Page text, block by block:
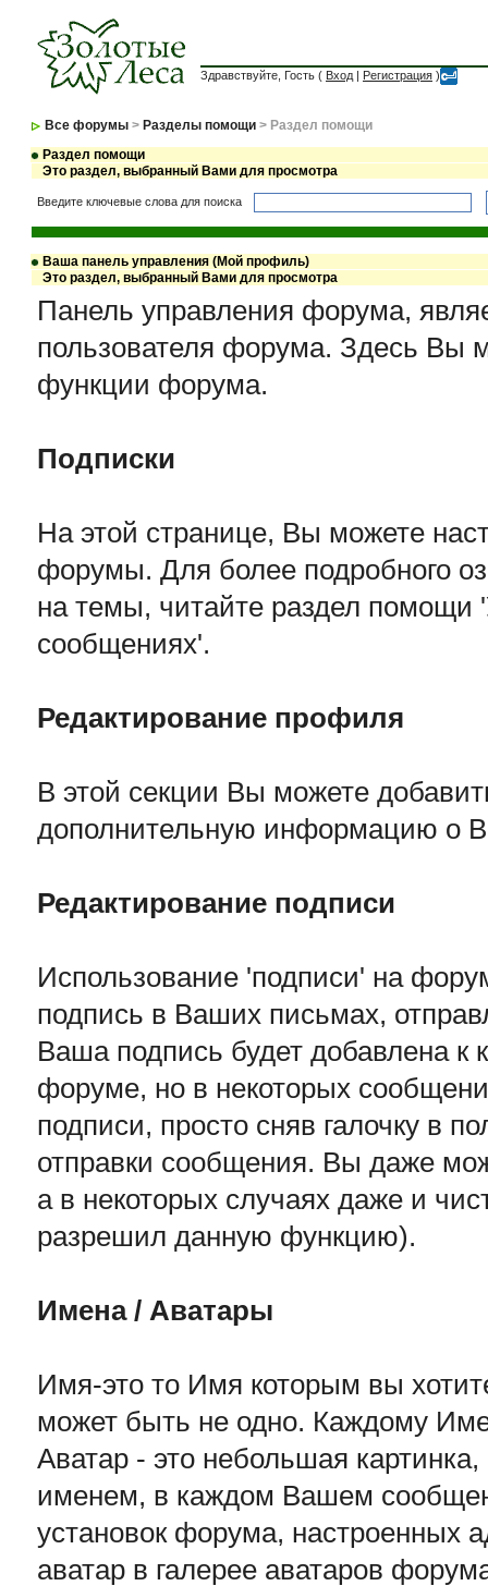
Здравствуйте, Гость ( Вход | Регистрация )
Все форумы > Разделы помощи > Раздел помощи
Раздел помощи
Это раздел, выбранный Вами для просмотра
Введите ключевые слова для поиска
Ваша панель управления (Мой профиль)
Это раздел, выбранный Вами для просмотра
Панель управления форума,
пользователя форума. Здесь Вы
функции форума.
Подписки
На этой странице, Вы можете
форумы. Для более подробного
на темы, читайте раздел
сообщениях'.
Редактирование профиля
В этой секции Вы можете
дополнительную информацию о
Редактирование подписи
Использование 'подписи' на
подпись в Ваших письмах,
Ваша подпись будет добавлена к
форуме, но в некоторых
подписи, просто сняв галочку в
отправки сообщения. Вы даже
а в некоторых случаях даже и
разрешил данную функцию).
Имена / Аватары
Имя-это то Имя которым вы
может быть не одно. Каждому
Аватар - это небольшая
именем, в каждом Вашем
установок форума, настроенных
аватар в галерее аватаров